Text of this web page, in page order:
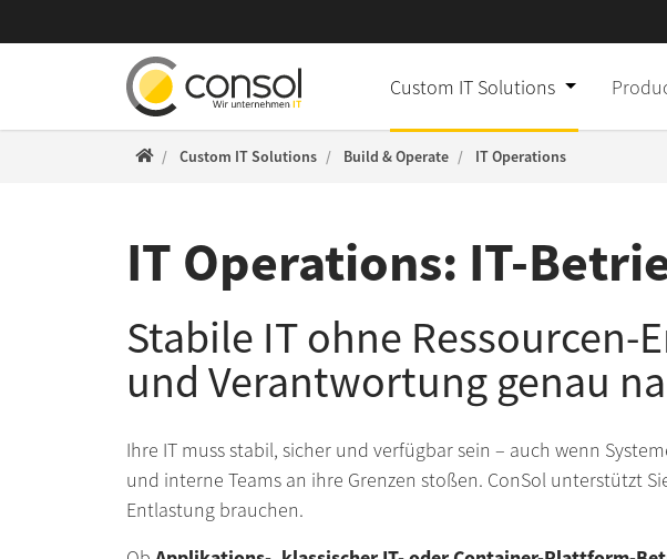
Custom IT Solutions
HomeCustom IT Solutions Build & Operate IT Operations
IT Operations: IT-
Stabile IT ohne Ressourcen-
und Verantwortung genau
Ihre IT muss stabil, sicher und verfügbar sein – auch wenn
und interne Teams an ihre Grenzen stoßen. ConSol unterstützt
Entlastung brauchen.